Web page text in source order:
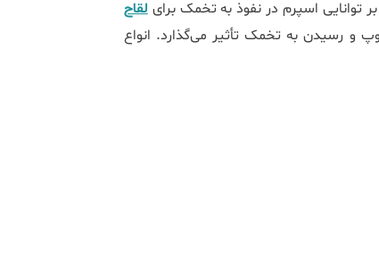
اسپرم در نفوذ به تخمک برایلقاح
و رسیدن به تخمک تأثیر می‌گذارد. انواع